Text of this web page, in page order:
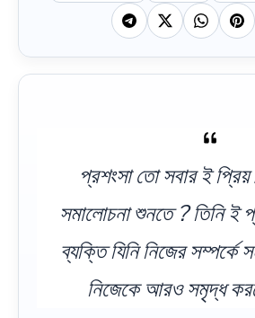
প্রশংসা তো সবার ই
সমালোচনা শুনতে ? তিনি ই
ব্যক্তি যিনি নিজের সম্পর্কে
নিজেকে আরও সমৃদ্ধ